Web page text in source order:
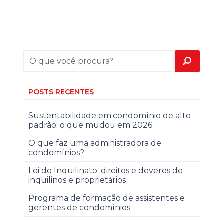
POSTS RECENTES
Sustentabilidade em condomínio de alto
padrão: o que mudou em 2026
O que faz uma administradora de
condomínios?
Lei do Inquilinato: direitos e deveres de
inquilinos e proprietários
Programa de formação de assistentes e
gerentes de condomínios